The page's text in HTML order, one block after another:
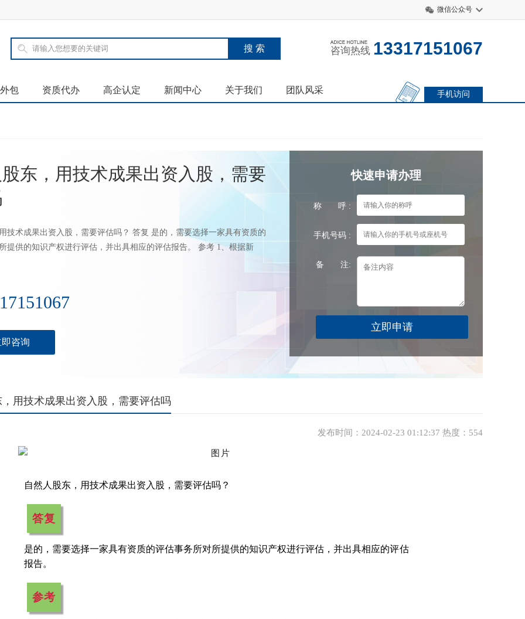
微信公众号
咨询热线 13317151067
包 资质代办 高企认定 新闻中心 关于我们 团队风采 手机访问
东，用技术成果出资入股，需要
技术成果出资入股，需要评估吗？ 答复 是的，需要选择一家具有资质的
提供的知识产权进行评估，并出具相应的评估报告。 参考 1、根据新
咨询
快速申请办理
称 呼 :
手机号码 :
备 注:
用技术成果出资入股，需要评估吗
发布时间：2024-02-23 01:12:37 热度：554
自然人股东，用技术成果出资入股，需要评估吗？
答复
是的，需要选择一家具有资质的评估事务所对所提供的知识产权进行评估，并出具相应的评估
报告。
参考